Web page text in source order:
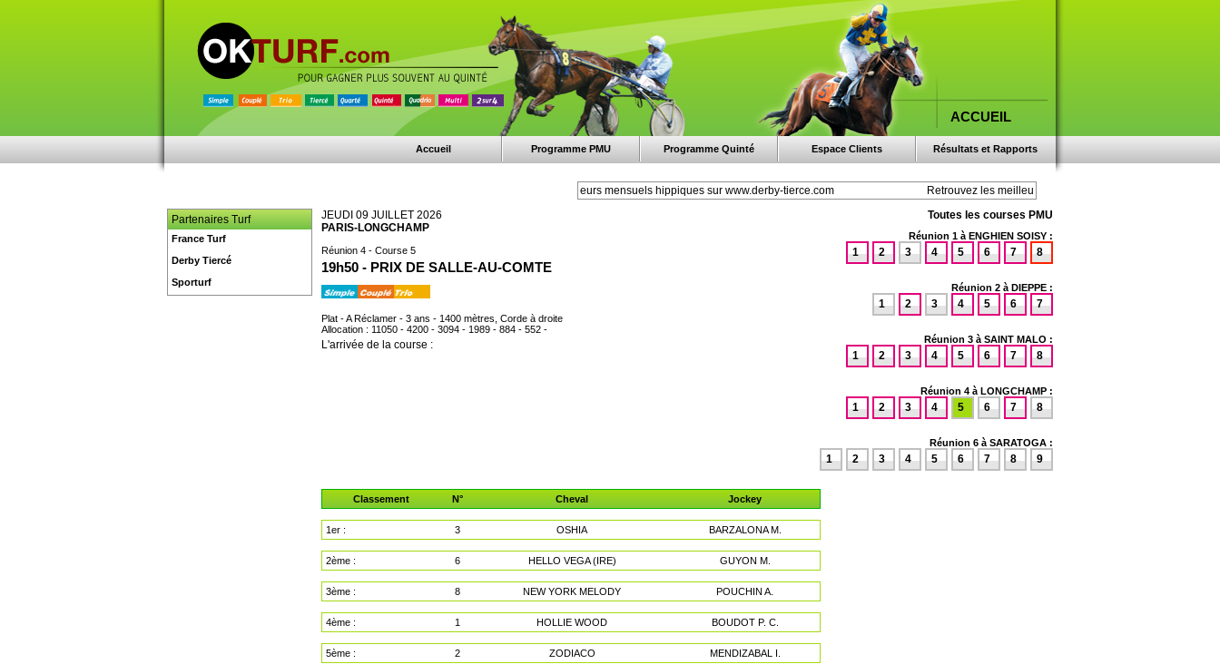
ACCUEIL
Résultats et Rapports
Espace Clients
Programme Quinté
Programme PMU
Accueil
Toutes les courses PMU
Réunion 1 à ENGHIEN SOISY :
8
7
6
5
4
3
2
1
Réunion 2 à DIEPPE :
7
6
5
4
3
2
1
Réunion 3 à SAINT MALO :
8
7
6
5
4
3
2
1
Réunion 4 à LONGCHAMP :
8
7
6
5
4
3
2
1
Réunion 6 à SARATOGA :
9
8
7
6
5
4
3
2
1
JEUDI 09 JUILLET 2026
PARIS-LONGCHAMP
Réunion 4 - Course 5
19h50 - PRIX DE SALLE-AU-COMTE
Plat - A Réclamer - 3 ans - 1400 mètres, Corde à droite
Allocation : 11050 - 4200 - 3094 - 1989 - 884 - 552 -
L'arrivée de la course :
Classement N° Cheval Jockey
1er : 3 OSHIA BARZALONA M.
2ème : 6 HELLO VEGA (IRE) GUYON M.
3ème : 8 NEW YORK MELODY POUCHIN A.
4ème : 1 HOLLIE WOOD BOUDOT P. C.
5ème : 2 ZODIACO MENDIZABAL I.
Partenaires Turf
France Turf
Derby Tiercé
Sporturf